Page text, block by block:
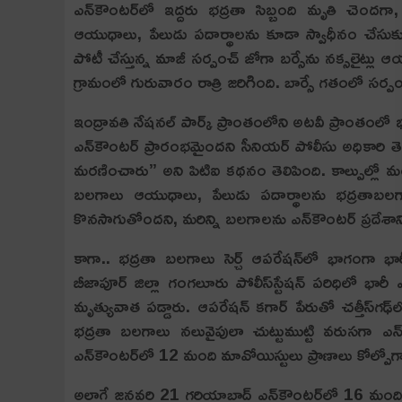
ఎన్‌కౌంటర్‌లో ఇద్దరు భద్రతా సిబ్బంది మృతి
ఆయుధాలు, పేలుడు పదార్థాలను కూడా స్వాధీనం
పోటీ చేస్తున్న మాజీ సర్పంచ్ జోగా బర్సేను నక్సలైట్లు
గ్రామంలో గురువారం రాత్రి జరిగింది. బార్సే గతంలో
ఇంద్రావతి నేషనల్ పార్క్ ప్రాంతంలోని అటవీ ప్రాంతంలో
ఎన్‌కౌంటర్ ప్రారంభమైందని సీనియర్ పోలీసు అధికారి
మరణించారు” అని పిటిఐ కథనం తెలిపింది. కాల్పుల్లో
బలగాలు ఆయుధాలు, పేలుడు పదార్థాలను
కొనసాగుతోందని, మరిన్ని బలగాలను ఎన్‌కౌంటర్
కాగా.. భద్రతా బలగాలు సెర్చ్ ఆపరేషన్‌లో భాగంగా భారీ
బీజాపూర్ జిల్లా గంగలూరు పోలీస్‌స్టేషన్ పరిధిలో
మృత్యువాత ప‌డ్డారు. ఆపరేషన్ కగార్ పేరుతో
భద్రతా బలగాలు నలువైపులా చుట్టుముట్టి
ఎన్‌కౌంటర్‌లో 12 మంది మావోయిస్టులు ప్రాణాలు కోల్పోగా..
అలాగే జనవరి 21 గరియాబాద్ ఎన్‌కౌంటర్‌లో 16 మంది